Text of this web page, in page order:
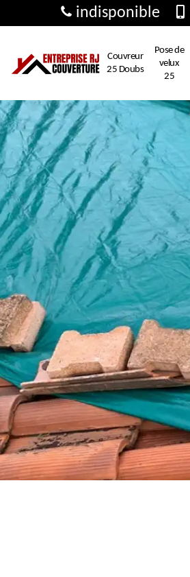
indisponible
Couvreur
25 Doubs
Pose de
velux
25